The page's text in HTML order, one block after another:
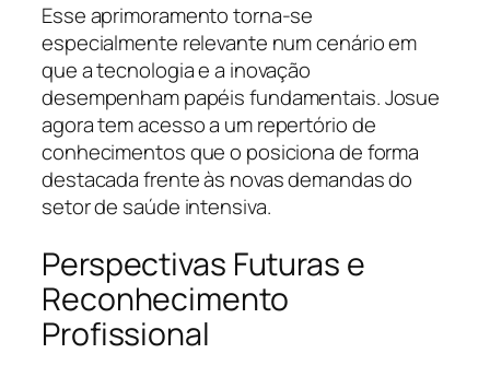
Esse aprimoramento torna-se
especialmente relevante num cenário em
que a tecnologia e a inovação
desempenham papéis fundamentais. Josue
agora tem acesso a um repertório de
conhecimentos que o posiciona de forma
destacada frente às novas demandas do
setor de saúde intensiva.
Perspectivas Futuras e
Reconhecimento
Profissional